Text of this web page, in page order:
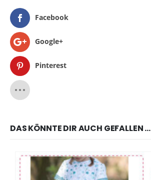
Facebook
Google+
Pinterest
DAS KÖNNTE DIR AUCH GEFALLEN …